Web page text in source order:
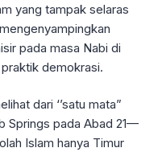
yang tampak selaras
pada masa Nabi di
demokrasi.
dari ‘’satu mata”
Springs pada Abad 21—
Islam hanya Timur